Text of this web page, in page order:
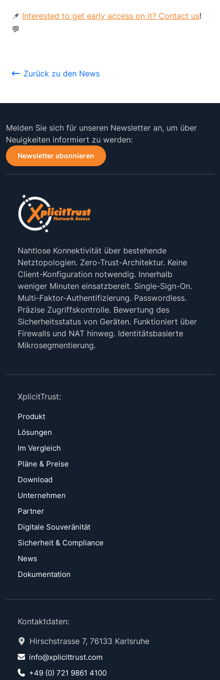
📌 Interested to get early access on it? Contact us!
💬
Zurück zu den News
Melden Sie sich für unseren Newsletter an, um über
Neuigkeiten informiert zu werden:
Newsletter abonnieren
Nahtlose Konnektivität über bestehende
Netztopologien. Zero-Trust-Architektur. Keine
Client-Konfiguration notwendig. Innerhalb
weniger Minuten einsatzbereit. Single-Sign-On.
Multi-Faktor-Authentifizierung. Passwordless.
Präzise Zugriffskontrolle. Bewertung des
Sicherheitsstatus von Geräten. Funktioniert über
Firewalls und NAT hinweg. Identitätsbasierte
Mikrosegmentierung.
XplicitTrust:
Produkt
Lösungen
Im Vergleich
Pläne & Preise
Download
Unternehmen
Partner
Digitale Souveränität
Sicherheit & Compliance
News
Dokumentation
Kontaktdaten:
Hirschstrasse 7, 76133 Karlsruhe
info@xplicittrust.com
+49 (0) 721 9861 4100